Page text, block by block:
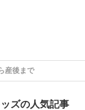
産後まで
ズの人気記事